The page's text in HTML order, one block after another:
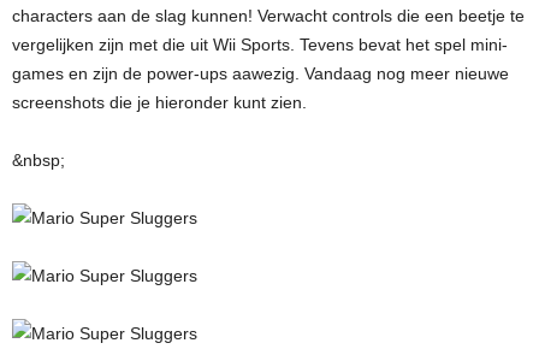
characters aan de slag kunnen! Verwacht controls die een beetje te
vergelijken zijn met die uit Wii Sports. Tevens bevat het spel mini-
games en zijn de power-ups aawezig. Vandaag nog meer nieuwe
screenshots die je hieronder kunt zien.
&nbsp;